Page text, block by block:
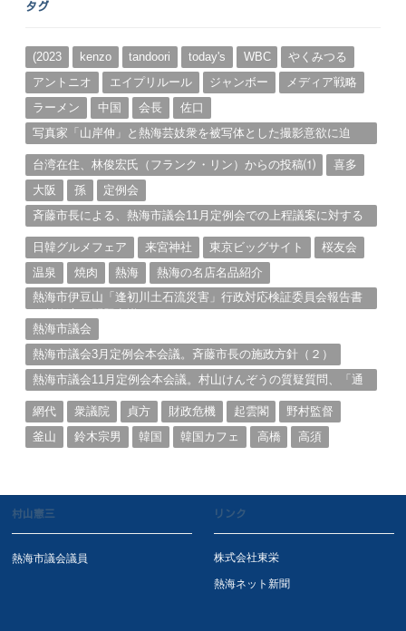
カ
ブ
タグ
(2023 kenzo tandoori today's WBC
やくみつる
アントニオ
エイプリルール ジャンボー
メディア戦略
ラーメン
中国 会長
佐口
写真家「山岸伸」と熱海芸妓衆を被写体とした撮影意欲に迫
台湾在住、林俊宏氏（フランク・リン）からの投稿⑴
喜多
大阪
孫
定例会
斉藤市長による、熱海市議会11月定例会での上程議案に対する
日韓グルメフェア
来宮神社 東京ビッグサイト
桜友会
温泉
焼肉 熱海
熱海の名店名品紹介
熱海市伊豆山「逢初川土石流災害」行政対応検証委員会報告書
熱海市議会
熱海市議会3月定例会本会議。斉藤市長の施政方針（２）
熱海市議会11月定例会本会議。村山けんぞうの質疑質問、「通
網代
衆議院 貞方 財政危機 起雲閣
野村監督
釜山
鈴木宗男 韓国 韓国カフェ 高橋 高須
村山憲三
熱海市議会議員
リンク
株式会社東栄
熱海ネット新聞